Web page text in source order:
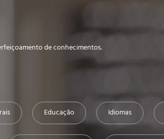
de conhecimentos.
Educação Idiomas